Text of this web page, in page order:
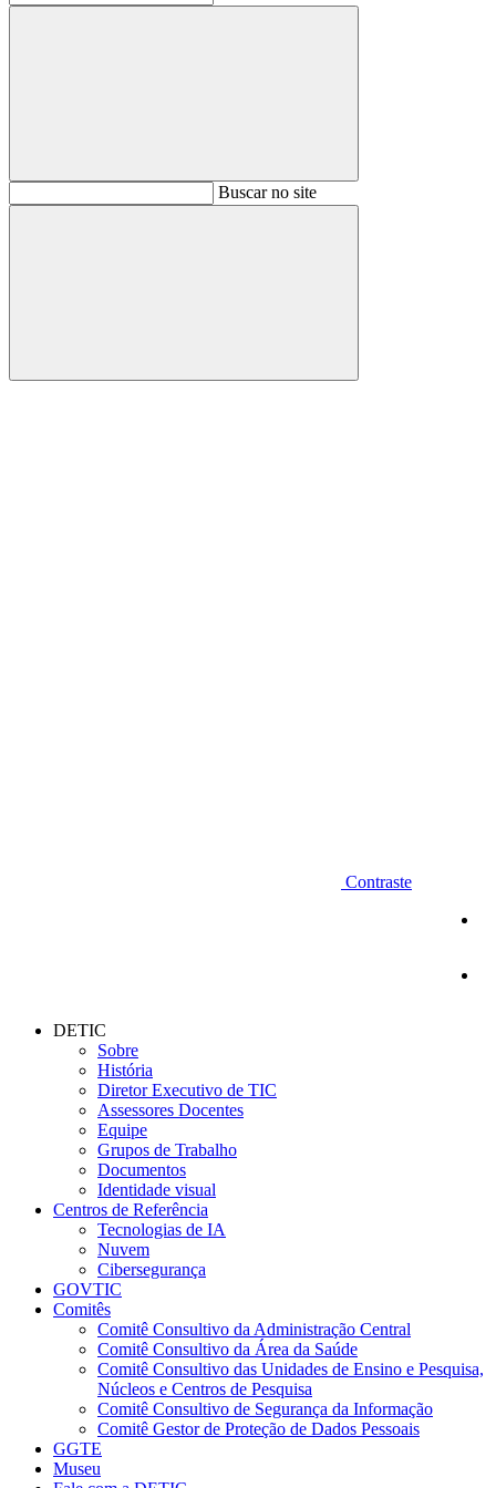
BuscarBuscar no site
Buscar
Contraste
DETIC
Sobre
História
Diretor Executivo de TIC
Assessores Docentes
Equipe
Grupos de Trabalho
Documentos
Identidade visual
Centros de Referência
Tecnologias de IA
Nuvem
Cibersegurança
GOVTIC
Comitês
Comitê Consultivo da Administração Central
Comitê Consultivo da Área da Saúde
Comitê Consultivo das Unidades de Ensino e Pesquisa,
Núcleos e Centros de Pesquisa
Comitê Consultivo de Segurança da Informação
Comitê Gestor de Proteção de Dados Pessoais
GGTE
Museu